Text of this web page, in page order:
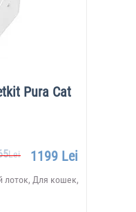
Pura Cat
Lei 1199 Lei
лоток, Для кошек,